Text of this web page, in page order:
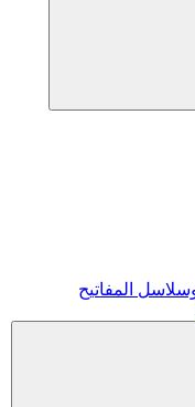
المفاتيح